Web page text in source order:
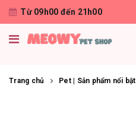
Từ 09h00 đến 21h00
Trang chủ Pet | Sản phẩm nổi bật